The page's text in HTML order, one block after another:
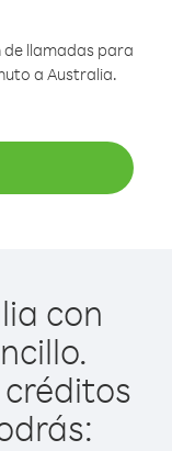
llamadas para
a Australia.
con